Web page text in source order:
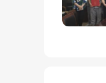
际上新型
成立 20